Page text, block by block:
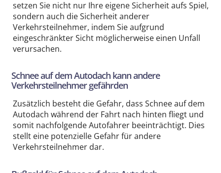
setzen Sie nicht nur Ihre eigene Sicherheit aufs Spiel,
sondern auch die Sicherheit anderer
Verkehrsteilnehmer, indem Sie aufgrund
eingeschränkter Sicht möglicherweise einen Unfall
verursachen.
Schnee auf dem Autodach kann andere
Verkehrsteilnehmer gefährden
Zusätzlich besteht die Gefahr, dass Schnee auf dem
Autodach während der Fahrt nach hinten fliegt und
somit nachfolgende Autofahrer beeinträchtigt. Dies
stellt eine potenzielle Gefahr für andere
Verkehrsteilnehmer dar.